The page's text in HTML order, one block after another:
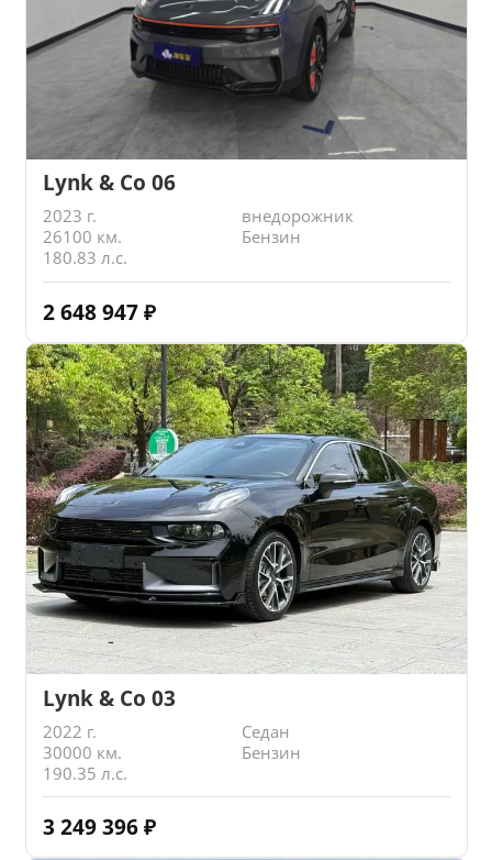
Lynk & Co 06
2023 г.
внедорожник
26100 км.
Бензин
180.83 л.с.
2 648 947 ₽
Lynk & Co 03
2022 г.
Седан
30000 км.
Бензин
190.35 л.с.
3 249 396 ₽